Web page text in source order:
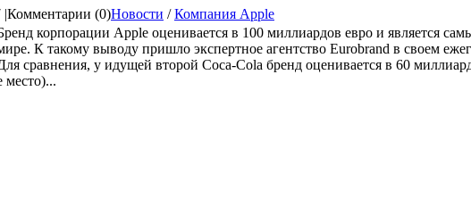
|Комментарии (0)Новости /Компания Apple
корпорации Apple оценивается в 100 миллиардов евро и является
К такому выводу пришло экспертное агентство Eurobrand в своем
сравнения, у идущей второй Coca-Cola бренд оценивается в 60
место)...